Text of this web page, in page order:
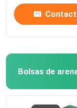
Bolsas de